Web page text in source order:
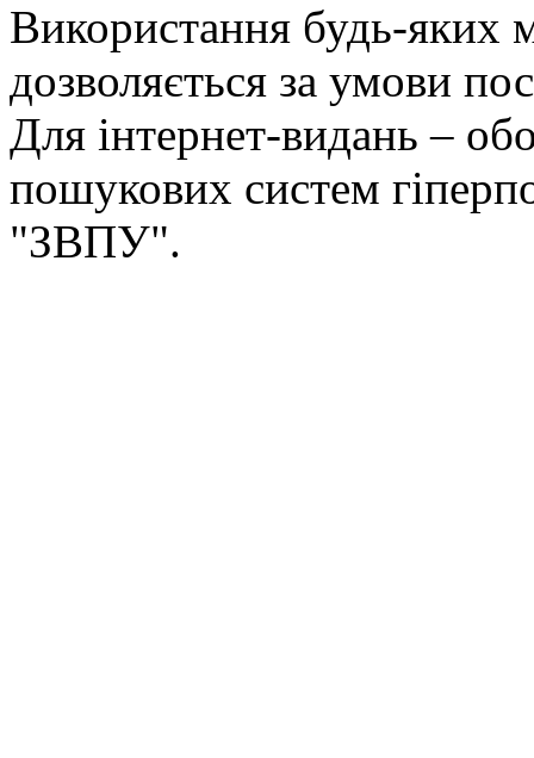
Використання будь-яких
дозволяється за умови
Для інтернет-видань –
пошукових систем
"ЗВПУ".